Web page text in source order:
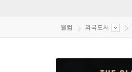
웰컴 외국도서